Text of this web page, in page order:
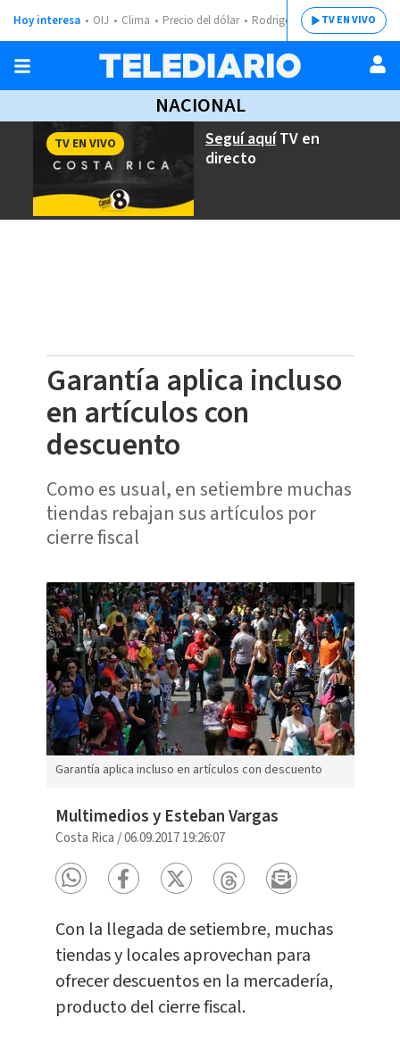
Hoy interesa OIJ Clima Precio del dólar Rodrigo ChavesTV EN VIVO
NACIONAL
Seguí aquíTV en
directo
TV EN VIVO
Garantía aplica incluso
en artículos con
descuento
Como es usual, en setiembre muchas
tiendas rebajan sus artículos por
cierre fiscal
Garantía aplica incluso en artículos con descuento
Multimedios y Esteban Vargas
Costa Rica /06.09.2017 19:26:07
Con la llegada de setiembre, muchas
tiendas y locales aprovechan para
ofrecer descuentos en la mercadería,
producto del cierre fiscal.